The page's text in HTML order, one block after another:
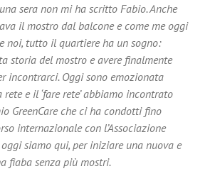
sera non mi ha scritto Fabio. Anche
il mostro dal balcone e come me oggi
noi, tutto il quartiere ha un sogno:
storia del mostro e avere finalmente
incontrarci. Oggi sono emozionata
e il ‘fare rete’ abbiamo incontrato
GreenCare che ci ha condotti fino
internazionale con l’Associazione
siamo qui, per iniziare una nuova e
fiaba senza più mostri.